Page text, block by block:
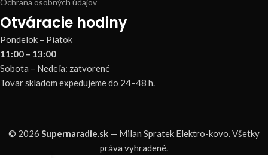
Ochrana osobných údajov
Otváracie hodiny
Pondelok – Piatok
11:00 – 13:00
Sobota – Nedeľa: zatvorené
Tovar skladom expedujeme do 24–48 h.
© 2026 Supernaradie.sk — Milan Spratek Elektro-kovo. Všetky
práva vyhradené.